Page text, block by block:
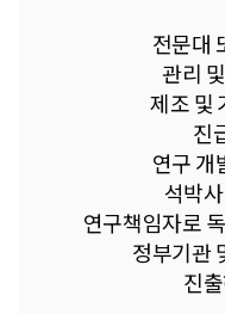
전문대
관리
제조 및
진
연구 개
석박
연구책임자로
정부기관
진